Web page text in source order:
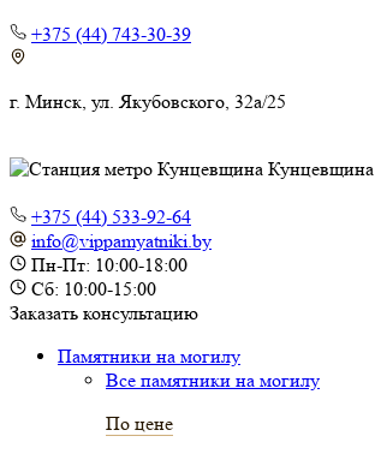
+375 (44) 743-30-39
г. Минск, ул. Якубовского, 32а/25
Кунцевщина
+375 (44) 533-92-64
info@vippamyatniki.by
Пн-Пт: 10:00-18:00
Сб: 10:00-15:00
Заказать консультацию
Памятники на могилу
Все памятники на могилу
По цене